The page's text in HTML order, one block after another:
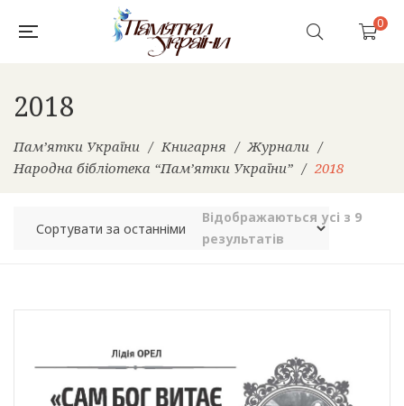
0
2018
Пам’ятки України / Книгарня / Журнали /
Народна бібліотека “Пам’ятки України” / 2018
Відображаються усі з 9
результатів